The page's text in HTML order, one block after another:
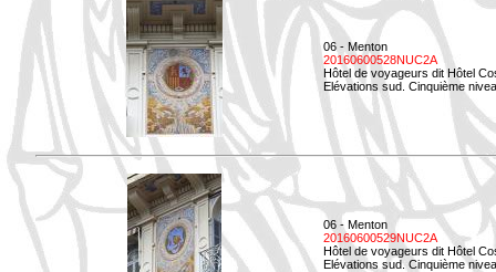
06 - Menton
20160600528NUC2A
Hôtel de voyageurs dit Hôtel
Elévations sud. Cinquième
06 - Menton
20160600529NUC2A
Hôtel de voyageurs dit Hôtel
Elévations sud. Cinquième